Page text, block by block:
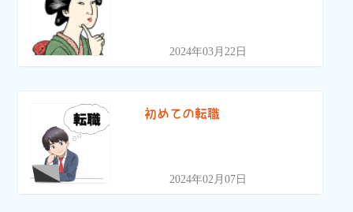
2024年03月22日
初めての転職
2024年02月07日